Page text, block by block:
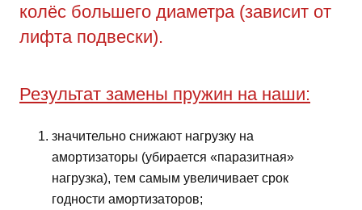
колёс большего диаметра (зависит от
лифта подвески).
Результат замены пружин на наши:
значительно снижают нагрузку на
амортизаторы (убирается «паразитная»
нагрузка), тем самым увеличивает срок
годности амортизаторов;